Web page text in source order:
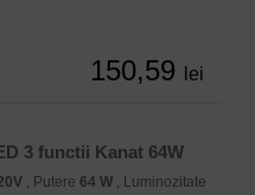
150,59 lei
3 functii Kanat 64W
, Putere 64 W , Luminozitate